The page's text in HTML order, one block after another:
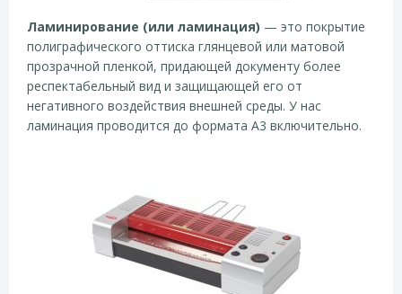
Ламинирование (или ламинация) — это покрытие
полиграфического оттиска глянцевой или матовой
прозрачной пленкой, придающей документу более
респектабельный вид и защищающей его от
негативного воздействия внешней среды. У нас
ламинация проводится до формата А3 включительно.